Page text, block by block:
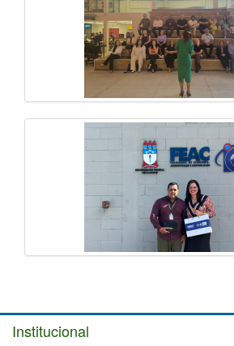
Institucional